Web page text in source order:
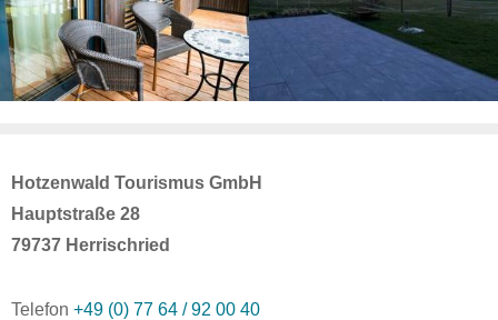
Hotzenwald Tourismus GmbH
Hauptstraße 28
79737 Herrischried
Telefon +49 (0) 77 64 / 92 00 40